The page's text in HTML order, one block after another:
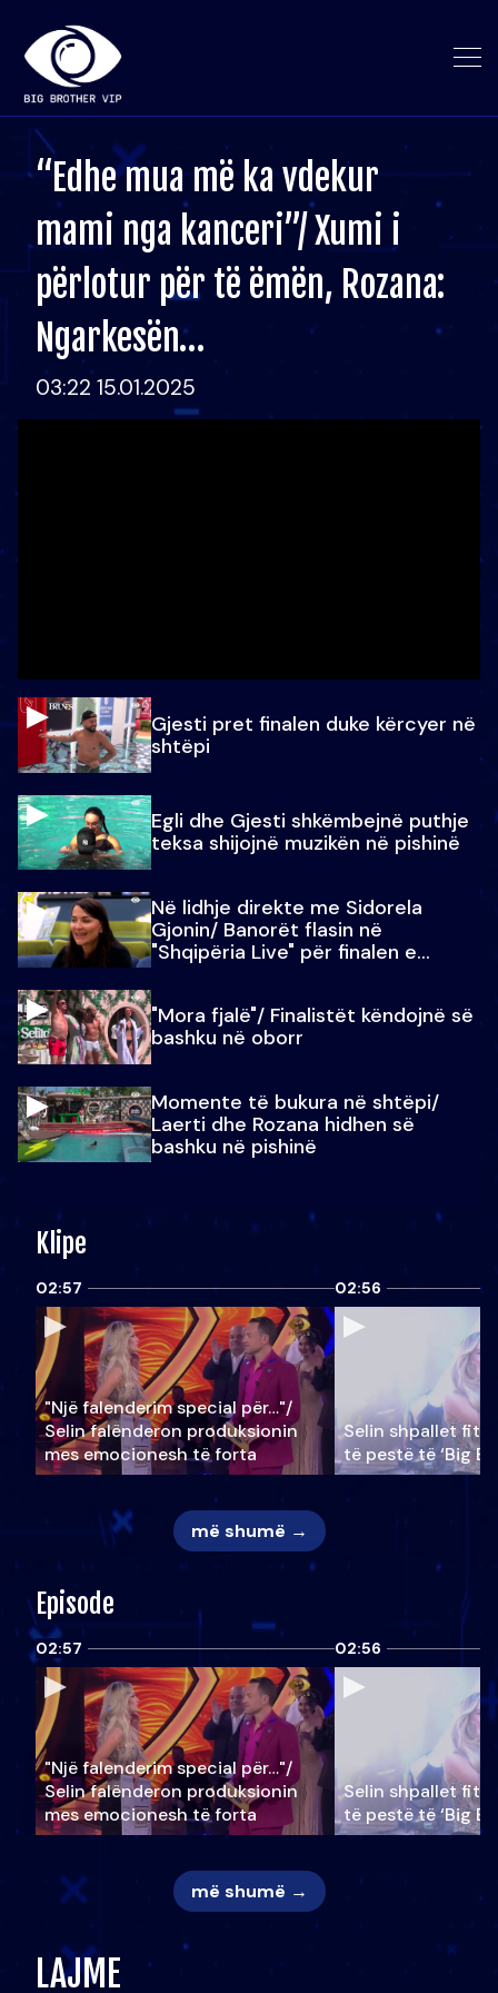
“Edhe mua më ka vdekur
mami nga kanceri”/ Xumi i
përlotur për të ëmën, Rozana:
Ngarkesën…
03:22 15.01.2025
Gjesti pret finalen duke kërcyer në
shtëpi
Egli dhe Gjesti shkëmbejnë puthje
teksa shijojnë muzikën në pishinë
Në lidhje direkte me Sidorela
Gjonin/ Banorët flasin në
"Shqipëria Live" për finalen e
"Mora fjalë"/ Finalistët këndojnë së
bashku në oborr
Momente të bukura në shtëpi/
Laerti dhe Rozana hidhen së
bashku në pishinë
Klipe
02:57
"Një falenderim special për…"/
Selin falënderon produksionin
mes emocionesh të forta
02:56
Selin shpallet
të pestë të ‘Big
më shumë →
Episode
02:57
"Një falenderim special për…"/
Selin falënderon produksionin
mes emocionesh të forta
02:56
Selin shpallet
të pestë të ‘Big
më shumë →
LAJME